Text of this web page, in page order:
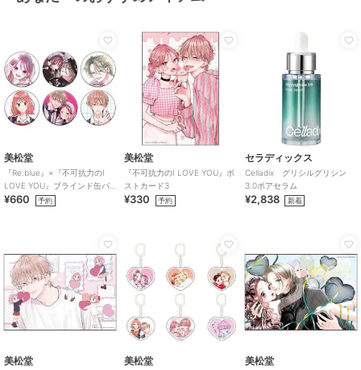
ひも・スリング
カラー
シープベージュ、リジットデニ
ム、クラシックピンク、メランジ
グレー
サイズ シングルショルダー
美松堂
『Re:blue』×『不可抗力のI
LOVE YOU』ブラインド缶バ
ッジ（全6種）
¥660 予約
美松堂
『不可抗力のI LOVE YOU』ポ
ストカード3
¥330 予約
セラディックス
Celladix グリシルグリシン
3.0ポアセラム
¥2,838 新着
美松堂 美松堂 美松堂